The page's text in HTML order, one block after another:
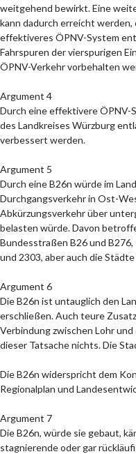
weitgehend bewirkt. Eine
kann dadurch erreicht werden,
effektiveres ÖPNV-System
Fahrspuren der vierspurigen
ÖPNV-Verkehr vorbehalten
Argument 4
Durch eine effektivere ÖPNV-
des Landkreises Würzburg
verbessert werden.
Argument 5
Durch eine B26n würde im
Durchgangsverkehr in Ost-
Abkürzungsverkehr über
belasten würde. Davon
Bundesstraßen B26 und
und 2303, aber auch die
Argument 6
Die B26n ist untauglich den
erschließen. Auch teure
Verbindung zwischen Lohr
dieser Tatsache nichts. Die
Die B26n widerspricht dem
Regionalplan und
Argument 7
Die B26n, würde sie gebaut,
stagnierende oder gar